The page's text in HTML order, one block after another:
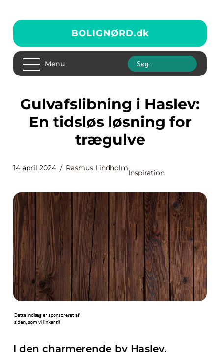
BOLIGNØRD.dk
Menu
Gulvafslibning i Haslev:
En tidsløs løsning for
trægulve
14 april 2024 Rasmus Lindholm
Inspiration
I den charmerende by Haslev,